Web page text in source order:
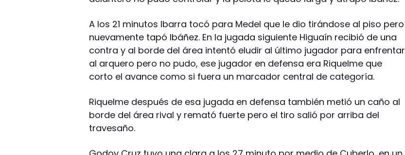
A los 21 minutos Ibarra tocó para Medel que le dio tirándose al piso pero
nuevamente tapó Ibáñez. En la jugada siguiente Higuaín recibió de una
contra y al borde del área intentó eludir al último jugador para enfrentar
al arquero pero no pudo, ese jugador en defensa era Riquelme que
corto el avance como si fuera un marcador central de categoría.
Riquelme después de esa jugada en defensa también metió un caño al
borde del área rival y remató fuerte pero el tiro salió por arriba del
travesaño.